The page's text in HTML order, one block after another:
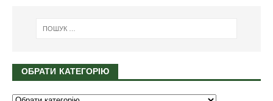
ОБРАТИ КАТЕГОРІЮ